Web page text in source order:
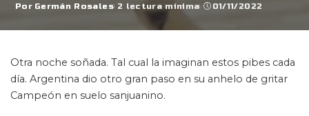
Posted
Por Germán Rosales 2 lectura mínima 01/11/2022
Otra noche soñada. Tal cual la imaginan estos pibes cada
día. Argentina dio otro gran paso en su anhelo de gritar
Campeón en suelo sanjuanino.